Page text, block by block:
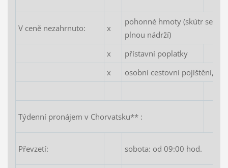
V ceně nezahrnuto: x
pohonné hmoty (skútr se
plnou nádrží)
x
přístavní poplatky
x
osobní cestovní pojištění,
Týdenní pronájem v Chorvatsku** :
Převzetí: sobota: od 09:00 hod.